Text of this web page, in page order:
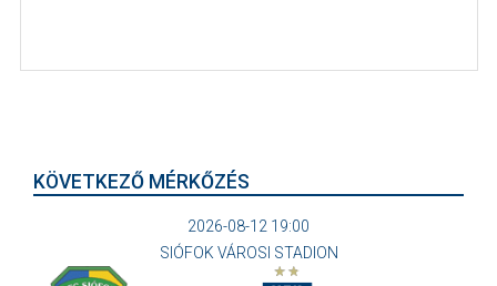
KÖVETKEZŐ MÉRKŐZÉS
2026-08-12 19:00
SIÓFOK VÁROSI STADION